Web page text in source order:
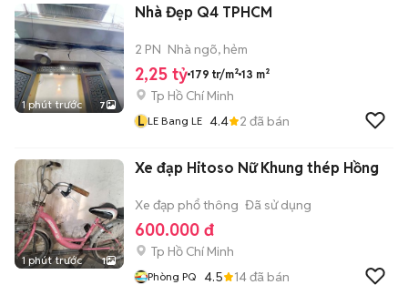
1 phút trước 7
Nhà Đẹp Q4 TPHCM
2 PN Nhà ngõ, hẻm
2,25 tỷ 179 tr/m² 13 m²
Tp Hồ Chí Minh
L LE Bang LE 4.4 2 đã bán
1 phút trước 1
Xe đạp Hitoso Nữ Khung thép Hồng
Xe đạp phổ thông Đã sử dụng
600.000 đ
Tp Hồ Chí Minh
Phòng PQ 4.5 14đã bán